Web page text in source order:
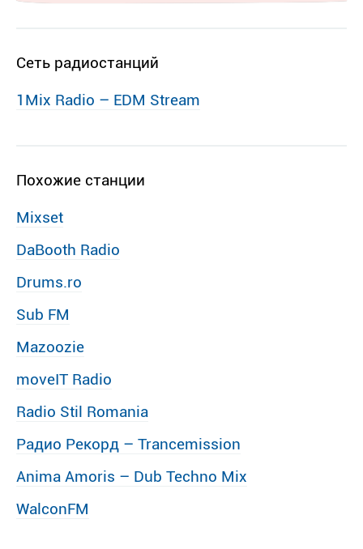
Сеть радиостанций
1Mix Radio – EDM Stream
Похожие станции
Mixset
DaBooth Radio
Drums.ro
Sub FM
Mazoozie
moveIT Radio
Radio Stil Romania
Радио Рекорд – Trancemission
Anima Amoris – Dub Techno Mix
WalconFM